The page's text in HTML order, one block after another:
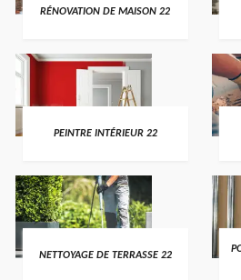
RÉNOVATION DE MAISON 22
PEINTRE INTÉRIEUR 22
NETTOYAGE DE TERRASSE 22